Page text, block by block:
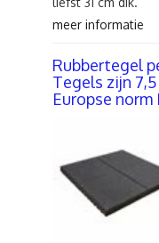
meer informatie
Rubbertegel
Tegels zijn
Europse norm